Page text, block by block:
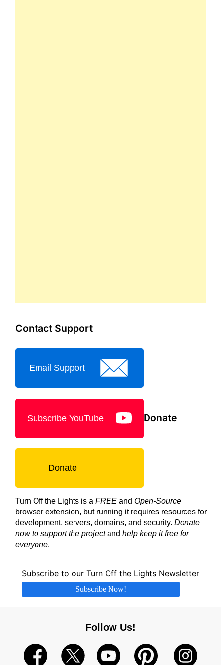
Contact Support
Email Support
Subscribe YouTube Donate
Donate
Turn Off the Lights is a FREE and Open-Source
browser extension, but running it requires resources for
development, servers, domains, and security. Donate
now to support the projectand help keep it free for
everyone.
Subscribe to our Turn Off the Lights Newsletter
Subscribe Now!
Follow Us!